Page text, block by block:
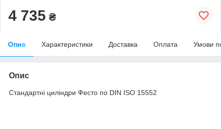
4 735 ₴
Опис Характеристики Доставка Оплата Умови
Опис
Стандартні циліндри Фесто по DIN ISO 15552